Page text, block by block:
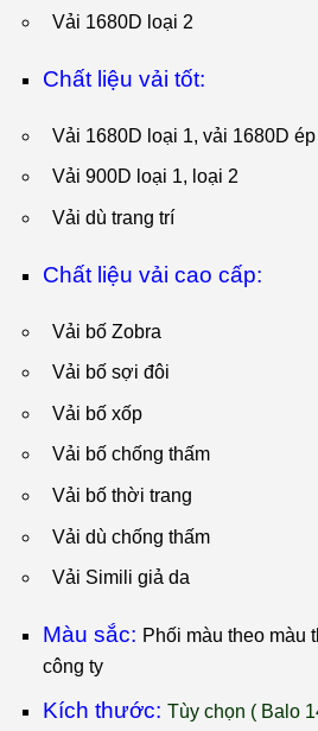
Vải 1680D loại 2
Chất liệu vải tốt:
Vải 1680D loại 1, vải 1680D ép
Vải 900D loại 1, loại 2
Vải dù trang trí
Chất liệu vải cao cấp:
Vải bố Zobra
Vải bố sợi đôi
Vải bố xốp
Vải bố chống thấm
Vải bố thời trang
Vải dù chống thấm
Vải Simili giả da
Màu sắc: Phối màu theo màu
công ty
Kích thước: Tùy chọn ( Balo